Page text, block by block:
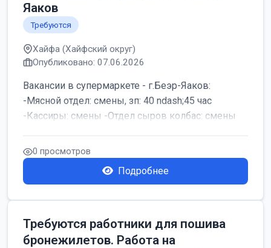
Яаков
Требуются
Хайфа (Хайфский округ)
Опубликовано: 07.06.2026
Вакансии в супермаркете - г.Беэр-Яаков:
-Мясной отдел: смены, зп: 40 ndash;45 час
-Кассиры: смены -Отдел сыров колбас: смены
0 просмотров
Подробнее
Требуются работники для пошива
бронежилетов. Работа на